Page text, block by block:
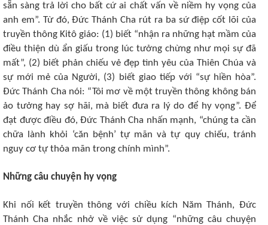
sẵn sàng trả lời cho bất cứ ai chất vấn về niềm hy vọng của
anh em”. Từ đó, Đức Thánh Cha rút ra ba sứ điệp cốt lõi của
truyền thông Kitô giáo: (1) biết “nhận ra những hạt mầm của
điều thiện dù ẩn giấu trong lúc tưởng chừng như mọi sự đã
mất”, (2) biết phản chiếu vẻ đẹp tình yêu của Thiên Chúa và
sự mới mẻ của Người, (3) biết giao tiếp với “sự hiền hòa”.
Đức Thánh Cha nói: “Tôi mơ về một truyền thông không bán
ảo tưởng hay sợ hãi, mà biết đưa ra lý do để hy vọng”. Để
đạt được điều đó, Đức Thánh Cha nhấn mạnh, “chúng ta cần
chữa lành khỏi ‘căn bệnh’ tự mãn và tự quy chiếu, tránh
nguy cơ tự thỏa mãn trong chính mình”.
Những câu chuyện hy vọng
Khi nối kết truyền thông với chiều kích Năm Thánh, Đức
Thánh Cha nhắc nhở về việc sử dụng “những câu chuyện